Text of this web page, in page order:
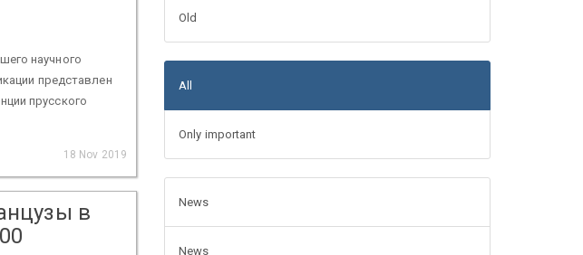
научного
представлен
прусского
18 Nov 2019
в
Old
All
Only important
News
News